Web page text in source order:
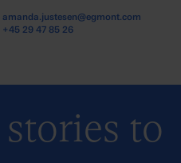
amanda.justesen@egmont.com
+45 29 47 85 26
to